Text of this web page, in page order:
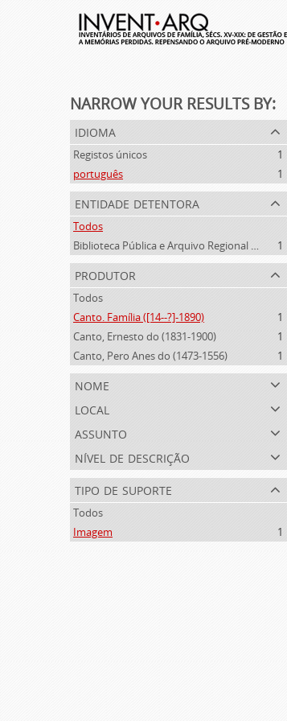
NARROW YOUR RESULTS BY:
idioma
Registos únicos
1
português
1
entidade detentora
Todos
Biblioteca Pública e Arquivo Regional de Ponta Delgada
1
produtor
Todos
Canto. Família ([14--?]-1890)
1
Canto, Ernesto do (1831-1900)
1
Canto, Pero Anes do (1473-1556)
1
nome
local
assunto
nível de descrição
tipo de suporte
Todos
Imagem
1